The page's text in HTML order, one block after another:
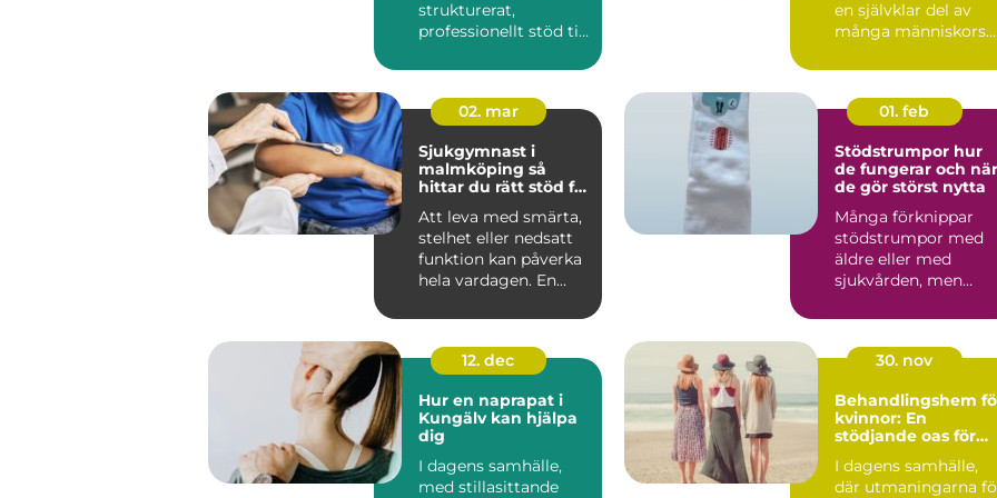
strukturerat,
professionellt stöd till
arbetar nära män...
en självklar del av
många människors
02. mar
Sjukgymnast i
malmköping så
hittar du rätt stöd för
Att leva med smärta,
stelhet eller nedsatt
funktion kan påverka
hela vardagen. En
01. feb
Stödstrumpor hur
de fungerar och när
de gör störst nytta
Många förknippar
stödstrumpor med
äldre eller med
sjukvården, men
på att ändras...
12. dec
Hur en naprapat i
Kungälv kan hjälpa
dig
I dagens samhälle,
med stillasittande
30. nov
Behandlingshem
kvinnor: En
stödjande oas för
I dagens samhälle,
där utmaningarna